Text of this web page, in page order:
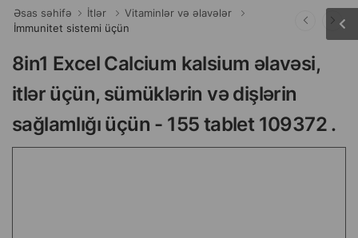
Əsas səhifə İtlər
Vitaminlər və əlavələr
İmmunitet sistemi üçün
8in1 Excel Calcium kalsium əlavəsi,
itlər üçün, sümüklərin və dişlərin
sağlamlığı üçün - 155 tablet 109372 .